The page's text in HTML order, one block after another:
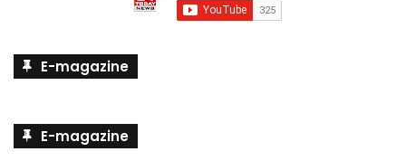
E-magazine
E-magazine